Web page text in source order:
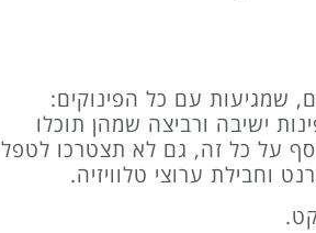
שמגיעות עם כל הפינוקים:
ישיבה ורביצה שמהן תוכלו
על כל זה, גם לא תצטרכו לטפל
וחבילת ערוצי טלוויזיה.